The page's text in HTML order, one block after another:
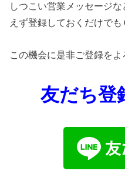
しつこい営業メッセージ
えず登録しておくだけで
この機会に是非ご登録をよ
友だち登